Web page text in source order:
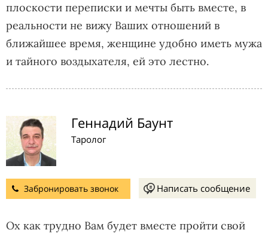
плоскости переписки и мечты быть вместе, в
реальности не вижу Ваших отношений в
ближайшее время, женщине удобно иметь мужа
и тайного воздыхателя, ей это лестно.
Геннадий Баунт
Таролог
Забронировать звонок Написать сообщение
Ох как трудно Вам будет вместе пройти свой